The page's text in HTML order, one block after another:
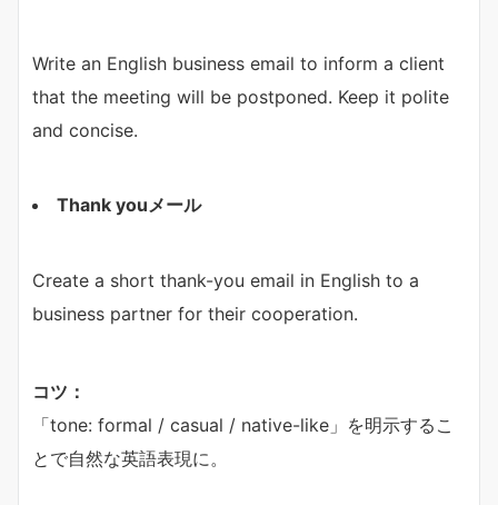
Write an English business email to inform a client
that the meeting will be postponed. Keep it polite
and concise.
Thank youメール
Create a short thank-you email in English to a
business partner for their cooperation.
コツ：
「tone: formal / casual / native-like」を明示するこ
とで自然な英語表現に。